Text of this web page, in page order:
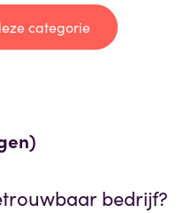
categorie
bedrijf?